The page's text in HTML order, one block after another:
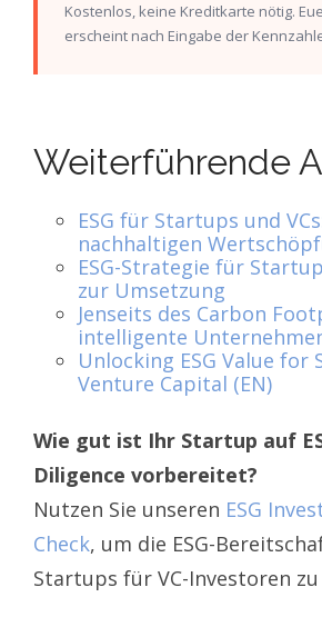
Kostenlos, keine Kreditkarte nötig.
erscheint nach Eingabe der
Weiterführende
ESG für Startups und
nachhaltigen
ESG-Strategie für
zur Umsetzung
Jenseits des Carbon
intelligente
Unlocking ESG Value for
Venture Capital (EN)
Wie gut ist Ihr Startup auf
Diligence vorbereitet?
Nutzen Sie unseren ESG
Check, um die ESG-
Startups für VC-Investoren